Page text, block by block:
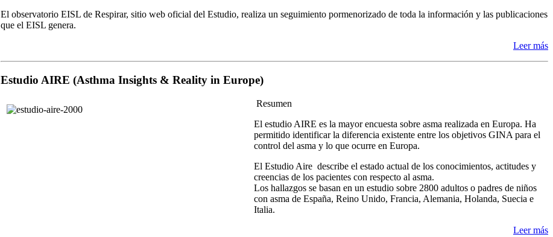
El observatorio EISL de Respirar, sitio web oficial del Estudio, realiza un seguimiento pormenorizado de toda la información y las publicaciones
que el EISL genera.
Leer más
Estudio AIRE (Asthma Insights & Reality in Europe)
Resumen
El estudio AIRE es la mayor encuesta sobre asma realizada en Europa. Ha
permitido identificar la diferencia existente entre los objetivos GINA para el
control del asma y lo que ocurre en Europa.
El Estudio Aire describe el estado actual de los conocimientos, actitudes y
creencias de los pacientes con respecto al asma.
Los hallazgos se basan en un estudio sobre 2800 adultos o padres de niños
con asma de España, Reino Unido, Francia, Alemania, Holanda, Suecia e
Italia.
Leer más